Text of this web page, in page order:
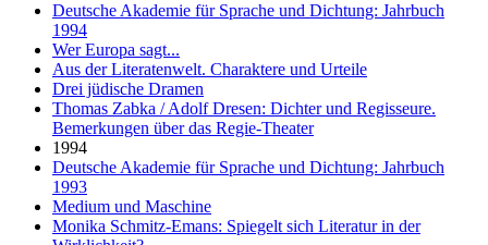
Deutsche Akademie für Sprache und Dichtung: Jahrbuch
1994
Wer Europa sagt...
Aus der Literatenwelt. Charaktere und Urteile
Drei jüdische Dramen
Thomas Zabka / Adolf Dresen: Dichter und Regisseure.
Bemerkungen über das Regie-Theater
1994
Deutsche Akademie für Sprache und Dichtung: Jahrbuch
1993
Medium und Maschine
Monika Schmitz-Emans: Spiegelt sich Literatur in der